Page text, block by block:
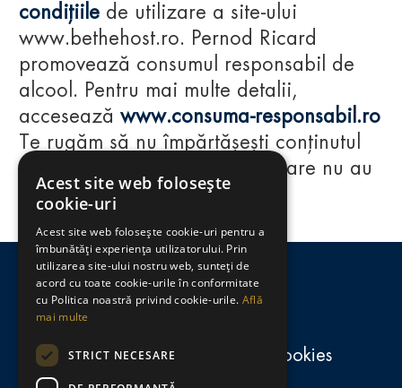
Regulamente
consumă-responsabil.ro
Politica de confidențialitate și cookies
condițiile de utilizare a site-ului
www.bethehost.ro. Pernod Ricard
promovează consumul responsabil de
alcool. Pentru mai multe detalii,
accesează www.consuma-responsabil.ro
Te rugăm să nu împărtășești conținutul
acestui website cu persoane care nu au
împlinit vârsta de 18 ani.
Acest site web folosește
cookie-uri
Acest site web folosește cookie-uri pentru a
îmbunătăți experiența utilizatorului. Prin
utilizarea site-ului nostru web, sunteți de
acord cu toate cookie-urile în conformitate
cu Politica noastră privind cookie-urile. Află
mai multe
STRICT NECESARE